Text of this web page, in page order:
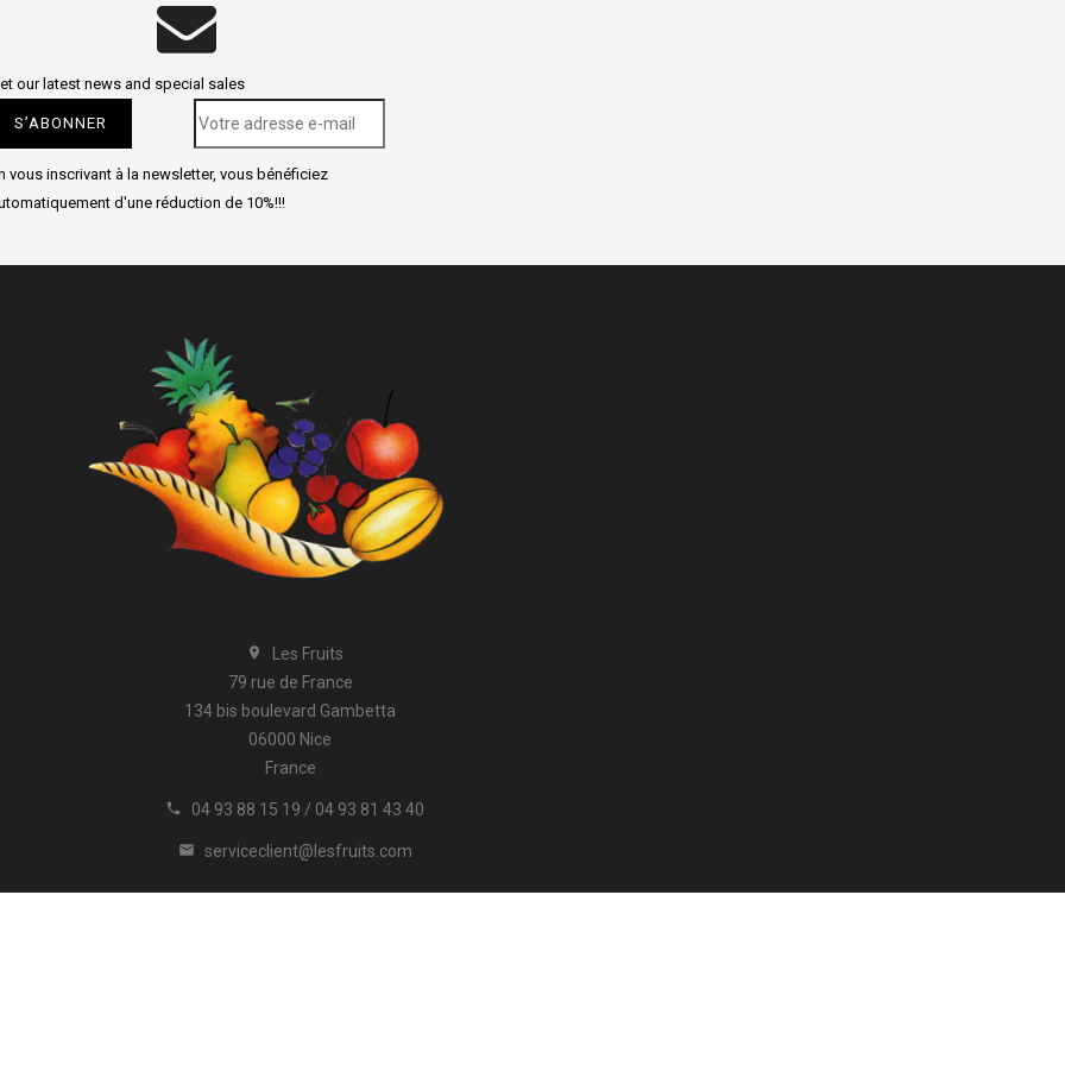
our latest news and special sales
vous inscrivant à la newsletter, vous bénéficiez
d'une réduction de 10%!!!

Les Fruits
79 rue de France
134 bis boulevard Gambetta
06000 Nice
France
 04 93 88 15 19 / 04 93 81 43 40
 serviceclient@lesfruits.com